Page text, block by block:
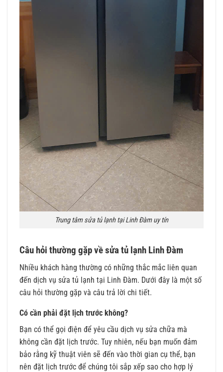
Trung tâm sửa tủ lạnh tại Linh Đàm uy tín
Câu hỏi thường gặp về sửa tủ lạnh Linh Đàm
Nhiều khách hàng thường có những thắc mắc liên quan
đến dịch vụ sửa tủ lạnh tại Linh Đàm. Dưới đây là một số
câu hỏi thường gặp và câu trả lời chi tiết.
Có cần phải đặt lịch trước không?
Bạn có thể gọi điện để yêu cầu dịch vụ sửa chữa mà
không cần đặt lịch trước. Tuy nhiên, nếu bạn muốn đảm
bảo rằng kỹ thuật viên sẽ đến vào thời gian cụ thể, bạn
nên đặt lịch trước để chúng tôi sắp xếp sao cho hợp lý